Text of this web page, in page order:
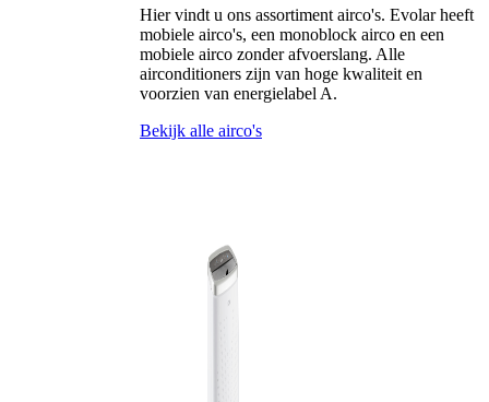
Hier vindt u ons assortiment airco's. Evolar heeft
mobiele airco's, een monoblock airco en een
mobiele airco zonder afvoerslang. Alle
airconditioners zijn van hoge kwaliteit en
voorzien van energielabel A.
Bekijk alle airco's